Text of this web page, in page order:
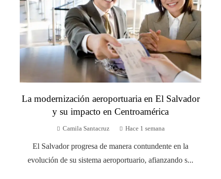
La modernización aeroportuaria en El Salvador
y su impacto en Centroamérica
Camila Santacruz Hace 1 semana
El Salvador progresa de manera contundente en la
evolución de su sistema aeroportuario, afianzando s...